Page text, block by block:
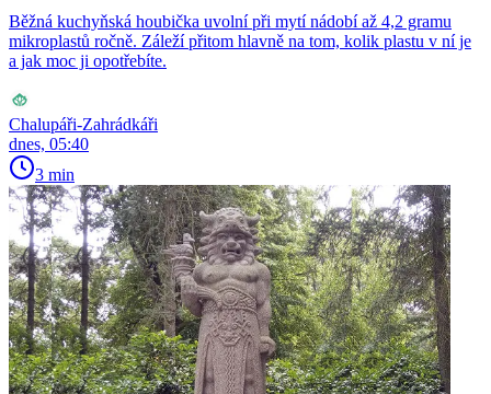
Běžná kuchyňská houbička uvolní při mytí nádobí až 4,2 gramu
mikroplastů ročně. Záleží přitom hlavně na tom, kolik plastu v ní je
a jak moc ji opotřebíte.
Chalupáři-Zahrádkáři
dnes, 05:40
3 min